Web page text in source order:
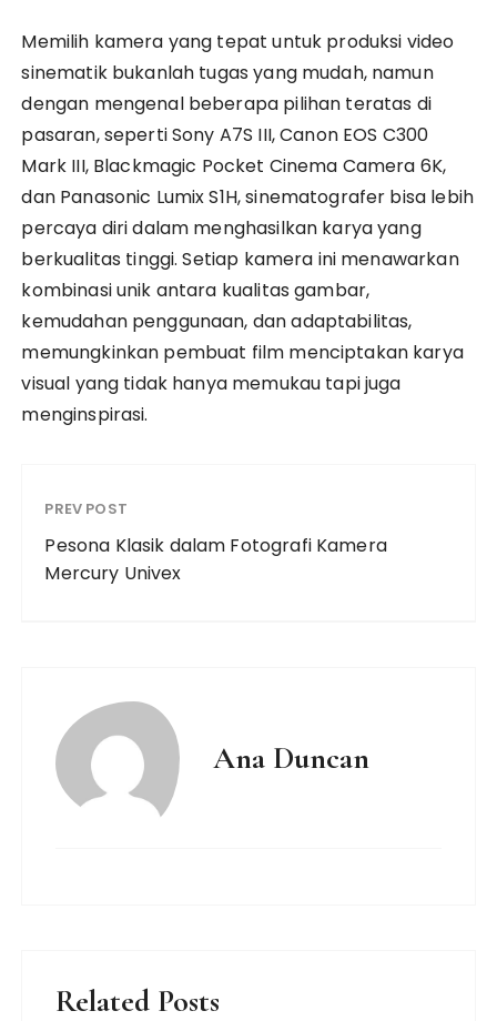
Memilih kamera yang tepat untuk produksi video
sinematik bukanlah tugas yang mudah, namun
dengan mengenal beberapa pilihan teratas di
pasaran, seperti Sony A7S III, Canon EOS C300
Mark III, Blackmagic Pocket Cinema Camera 6K,
dan Panasonic Lumix S1H, sinematografer bisa lebih
percaya diri dalam menghasilkan karya yang
berkualitas tinggi. Setiap kamera ini menawarkan
kombinasi unik antara kualitas gambar,
kemudahan penggunaan, dan adaptabilitas,
memungkinkan pembuat film menciptakan karya
visual yang tidak hanya memukau tapi juga
menginspirasi.
PREV POST
Pesona Klasik dalam Fotografi Kamera
Mercury Univex
Ana Duncan
Related Posts